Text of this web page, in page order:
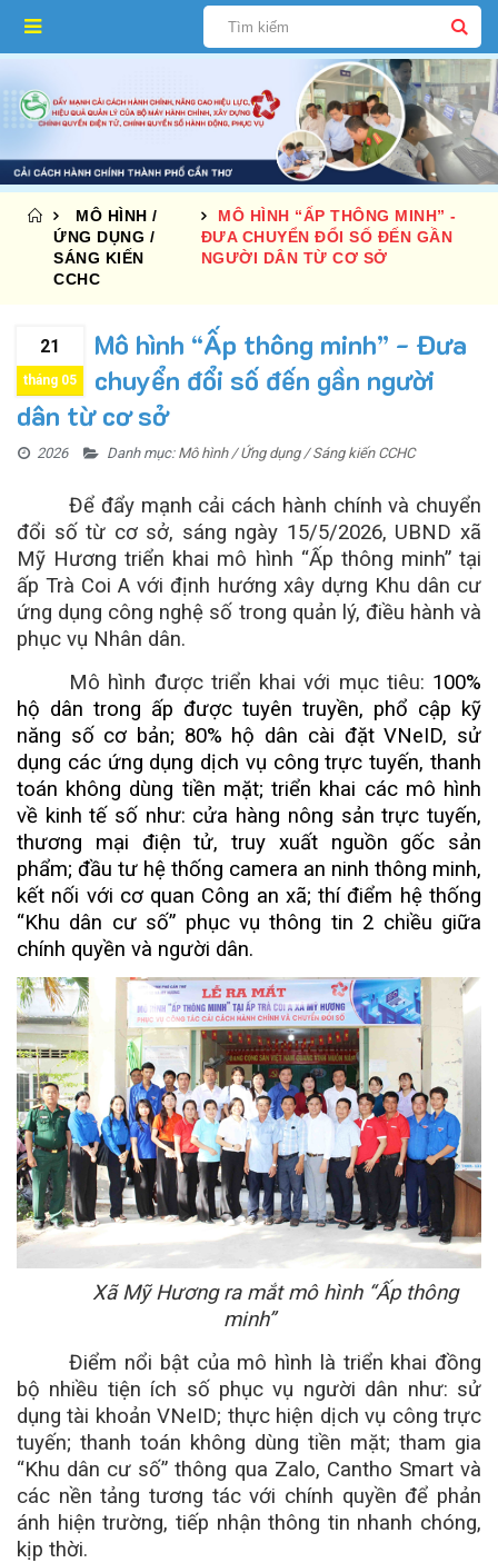
MÔ HÌNH /
ỨNG DỤNG /
SÁNG KIẾN
CCHC
MÔ HÌNH “ẤP THÔNG MINH” -
ĐƯA CHUYỂN ĐỔI SỐ ĐẾN GẦN
NGƯỜI DÂN TỪ CƠ SỞ
21
tháng 05
Mô hình “Ấp thông minh” - Đưa
chuyển đổi số đến gần người
dân từ cơ sở
2026 Danh mục: Mô hình / Ứng dụng / Sáng kiến CCHC
Để đẩy mạnh cải cách hành chính và chuyển
đổi số từ cơ sở, sáng ngày 15/5/2026, UBND xã
Mỹ Hương triển khai mô hình “Ấp thông minh” tại
ấp Trà Coi A với định hướng xây dựng Khu dân cư
ứng dụng công nghệ số trong quản lý, điều hành và
phục vụ Nhân dân.
Mô hình được triển khai với mục tiêu: 100%
hộ dân trong ấp được tuyên truyền, phổ cập kỹ
năng số cơ bản; 80% hộ dân cài đặt VNeID, sử
dụng các ứng dụng dịch vụ công trực tuyến, thanh
toán không dùng tiền mặt; triển khai các mô hình
về kinh tế số như: cửa hàng nông sản trực tuyến,
thương mại điện tử, truy xuất nguồn gốc sản
phẩm; đầu tư hệ thống camera an ninh thông minh,
kết nối với cơ quan Công an xã; thí điểm hệ thống
“Khu dân cư số” phục vụ thông tin 2 chiều giữa
chính quyền và người dân.
Xã Mỹ Hương ra mắt mô hình “Ấp thông
minh”
Điểm nổi bật của mô hình là triển khai đồng
bộ nhiều tiện ích số phục vụ người dân như: sử
dụng tài khoản VNeID; thực hiện dịch vụ công trực
tuyến; thanh toán không dùng tiền mặt; tham gia
“Khu dân cư số” thông qua Zalo, Cantho Smart và
các nền tảng tương tác với chính quyền để phản
ánh hiện trường, tiếp nhận thông tin nhanh chóng,
kịp thời.